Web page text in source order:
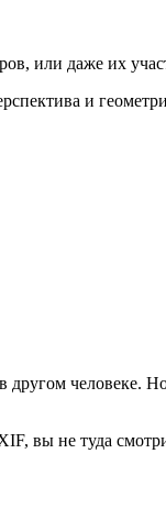
или даже их
и
человеке.
вы не туда